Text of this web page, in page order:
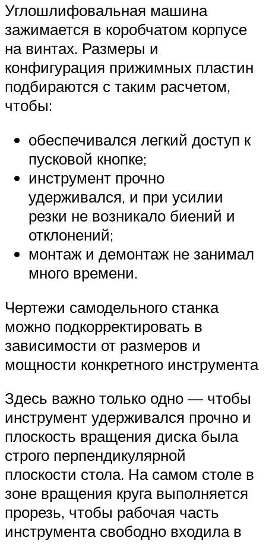
Углошлифовальная машина
зажимается в коробчатом корпусе
на винтах. Размеры и
конфигурация прижимных пластин
подбираются с таким расчетом,
чтобы:
обеспечивался легкий доступ к
пусковой кнопке;
инструмент прочно
удерживался, и при усилии
резки не возникало биений и
отклонений;
монтаж и демонтаж не занимал
много времени.
Чертежи самодельного станка
можно подкорректировать в
зависимости от размеров и
мощности конкретного инструмента
Здесь важно только одно — чтобы
инструмент удерживался прочно и
плоскость вращения диска была
строго перпендикулярной
плоскости стола. На самом столе в
зоне вращения круга выполняется
прорезь, чтобы рабочая часть
инструмента свободно входила в